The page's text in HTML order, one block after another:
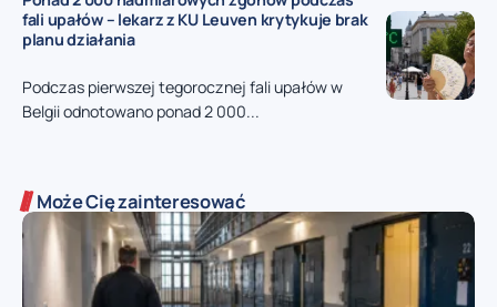
fali upałów – lekarz z KU Leuven krytykuje brak
planu działania
Podczas pierwszej tegorocznej fali upałów w
Belgii odnotowano ponad 2 000...
Może Cię zainteresować